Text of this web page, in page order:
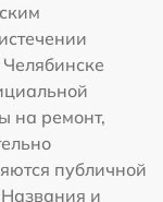
на ремонт,
публичной
и